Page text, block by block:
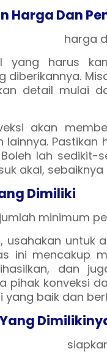
Harga Dan
yang harus
diberikannya.
detail mulai
akan
lainnya.
lah
akal,
Dimiliki
usahakan untuk
ini mencakup
dan
pihak konveksi
yang baik dan